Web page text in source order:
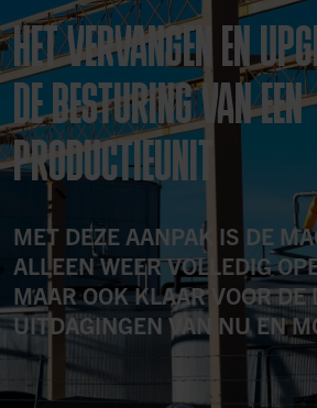
HET VERVANGEN EN
DE BESTURING VAN EEN
PRODUCTIEUNIT
MET DEZE AANPAK IS DE
ALLEEN WEER VOLLEDIG
MAAR OOK KLAAR VOOR DE
UITDAGINGEN VAN NU EN